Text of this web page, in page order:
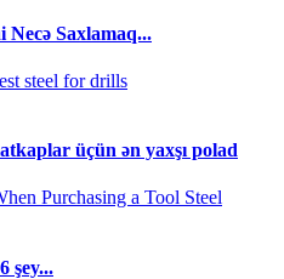
Saxlamaq...
üçün ən yaxşı polad
şey...